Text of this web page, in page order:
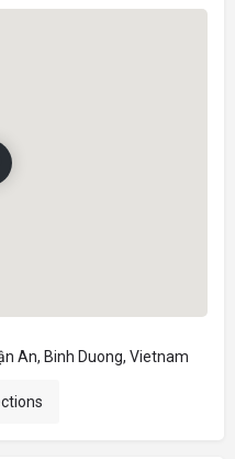
An, Binh Duong, Vietnam